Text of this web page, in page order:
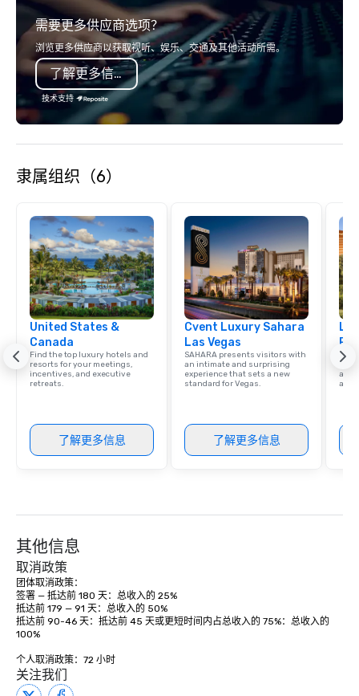
relationships, and
precision. We operate
in key destinations
Los Angeles, San
both U.S. and
across multiple time zones.
需要更多供应商选项？
浏览更多供应商以获取视听、娱乐、交通及其他活动所需。
了解更多信息
技术支持
隶属组织（6）
United States &
Canada
Find the top luxury hotels and
resorts for your meetings,
incentives, and executive
retreats.
了解更多信息
Cvent Luxury Sahara
Las Vegas
SAHARA presents visitors with
an intimate and surprising
experience that sets a new
standard for Vegas.
了解更多信息
with
and
其他信息
取消政策
团体取消政策：
签署 — 抵达前 180 天：总收入的 25%
抵达前 179 — 91 天：总收入的 50%
抵达前 90-46 天：抵达前 45 天或更短时间内占总收入的 75%：总收入的
100%
个人取消政策：72 小时
关注我们